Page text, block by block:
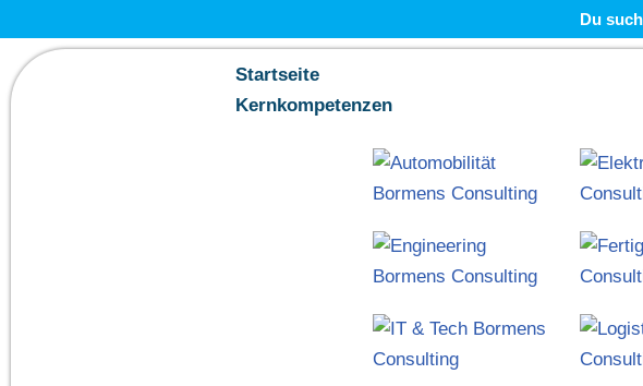
Zum
Du
Startseite
Kernkompetenzen